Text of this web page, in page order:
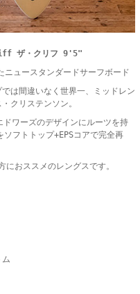
ザ・クリフ 9'5"
ニュースタンダードサーフボード
は間違いなく世界一、ミッドレン
クリステンソン。
ワーズのデザインにルーツを持
フトトップ+EPSコアで完全再
おススメのレングスです。